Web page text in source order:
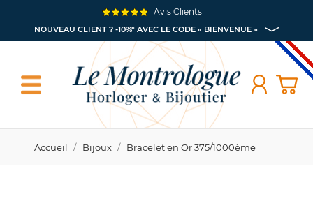
NOUVEAU CLIENT ? -10%* AVEC LE CODE « BIENVENUE »
Avis Clients
Accueil Bijoux Bracelet en Or 375/1000ème